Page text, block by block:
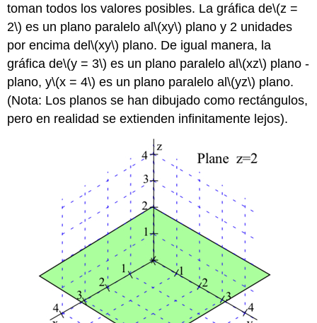
toman todos los valores posibles. La gráfica de\(z =
2\) es un plano paralelo al\(xy\) plano y 2 unidades
por encima del\(xy\) plano. De igual manera, la
gráfica de\(y = 3\) es un plano paralelo al\(xz\) plano -
plano, y\(x = 4\) es un plano paralelo al\(yz\) plano.
(Nota: Los planos se han dibujado como rectángulos,
pero en realidad se extienden infinitamente lejos).